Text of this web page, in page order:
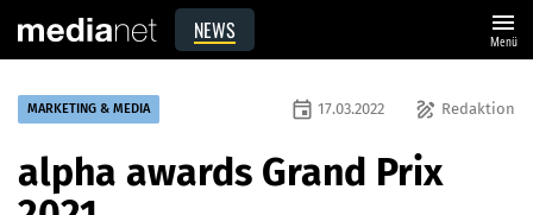
NEWS menu
Menü
MARKETING & MEDIA draw Redaktion
event 17.03.2022
alpha awards Grand Prix